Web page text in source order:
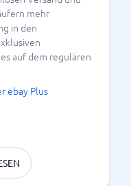
mehr
in den
auf dem regulären
ebay Plus